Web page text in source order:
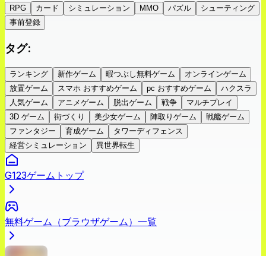
RPG カード シミュレーション MMO パズル
シューティング
事前登録
タグ:
ランキング 新作ゲーム 暇つぶし無料ゲーム
オンラインゲーム
放置ゲーム
スマホ おすすめゲーム pc おすすめゲーム
ハクスラ
人気ゲーム
アニメゲーム 脱出ゲーム 戦争
マルチプレイ
3D ゲーム
街づくり 美少女ゲーム 陣取りゲーム
戦艦ゲーム
ファンタジー
育成ゲーム
タワーディフェンス
経営シミュレーション
異世界転生
G123ゲームトップ
無料ゲーム（ブラウザゲーム）一覧